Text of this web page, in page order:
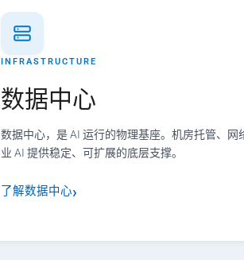
INFRASTRUCTURE
数据中心
数据中心，是 AI 运行的物理基座。机房托管、网
业 AI 提供稳定、可扩展的底层支撑。
了解数据中心